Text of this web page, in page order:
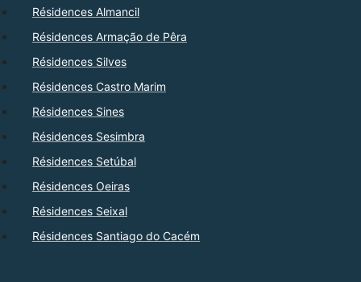
Résidences Almancil
Résidences Armação de Pêra
Résidences Silves
Résidences Castro Marim
Résidences Sines
Résidences Sesimbra
Résidences Setúbal
Résidences Oeiras
Résidences Seixal
Résidences Santiago do Cacém